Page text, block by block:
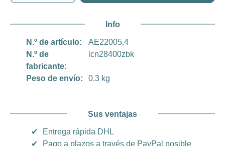
Info
N.º de artículo:
AE22005.4
N.º de
fabricante:
lcn28400zbk
Peso de envío: 0.3 kg
Sus ventajas
✔
Entrega rápida DHL
✔
Pago a plazos a través de PayPal posible